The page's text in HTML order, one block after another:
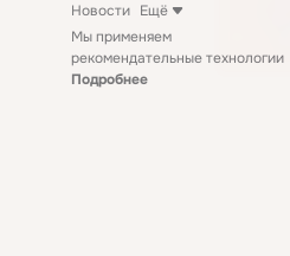
Новости Ещё
Мы применяем
рекомендательные технологии
Подробнее